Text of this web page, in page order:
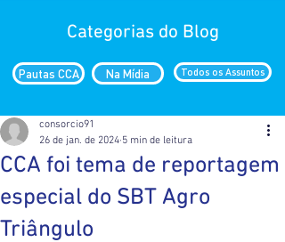
Categorias do Blog
Pautas CCA Na Mídia Todos os Assuntos
CCA foi tema de reportagem
especial do SBT Agro
Triângulo
consorcio91
26 de jan. de 2024 5 min de leitura